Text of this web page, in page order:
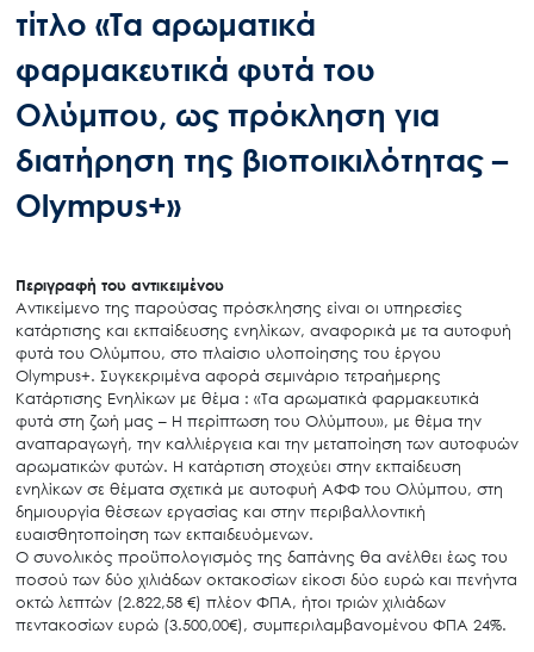
τίτλο «Τα αρωματικά
φαρμακευτικά φυτά του
Ολύμπου, ως πρόκληση για
διατήρηση της βιοποικιλότητας –
Olympus+»
Περιγραφή του αντικειμένου
Αντικείμενο της παρούσας πρόσκλησης είναι οι υπηρεσίες
κατάρτισης και εκπαίδευσης ενηλίκων, αναφορικά με τα αυτοφυή
φυτά του Ολύμπου, στο πλαίσιο υλοποίησης του έργου
Olympus+. Συγκεκριμένα αφορά σεμινάριο τετραήμερης
Κατάρτισης Ενηλίκων με θέμα : «Τα αρωματικά φαρμακευτικά
φυτά στη ζωή μας – Η περίπτωση του Ολύμπου», με θέμα την
αναπαραγωγή, την καλλιέργεια και την μεταποίηση των αυτοφυών
αρωματικών φυτών. Η κατάρτιση στοχεύει στην εκπαίδευση
ενηλίκων σε θέματα σχετικά με αυτοφυή ΑΦΦ του Ολύμπου, στη
δημιουργία θέσεων εργασίας και στην περιβαλλοντική
ευαισθητοποίηση των εκπαιδευόμενων.
Ο συνολικός προϋπολογισμός της δαπάνης θα ανέλθει έως του
ποσού των δύο χιλιάδων οκτακοσίων είκοσι δύο ευρώ και πενήντα
οκτώ λεπτών (2.822,58 €) πλέον ΦΠΑ, ήτοι τριών χιλιάδων
πεντακοσίων ευρώ (3.500,00€), συμπεριλαμβανομένου ΦΠΑ 24%.